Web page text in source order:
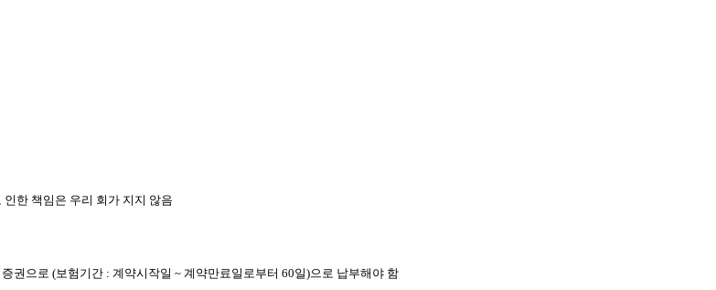
한 책임은 우리 회가 지지 않음
권으로 (보험기간 : 계약시작일 ~ 계약만료일로부터 60일)으로 납부해야 함